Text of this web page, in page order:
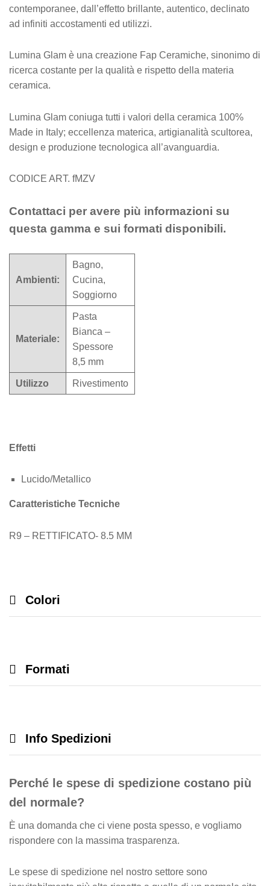
contemporanee, dall’effetto brillante, autentico, declinato
ad infiniti accostamenti ed utilizzi.
Lumina Glam è una creazione Fap Ceramiche, sinonimo di
ricerca costante per la qualità e rispetto della materia
ceramica.
Lumina Glam coniuga tutti i valori della ceramica 100%
Made in Italy; eccellenza materica, artigianalità scultorea,
design e produzione tecnologica all’avanguardia.
CODICE ART. fMZV
Contattaci per avere più informazioni su
questa gamma e sui formati disponibili.
Ambienti:
Bagno,
Cucina,
Soggiorno
Materiale:
Pasta
Bianca –
Spessore
8,5 mm
Utilizzo Rivestimento
Effetti
Lucido/Metallico
Caratteristiche Tecniche
R9 – RETTIFICATO- 8.5 MM
Colori
Formati
Info Spedizioni
Perché le spese di spedizione costano più
del normale?
È una domanda che ci viene posta spesso, e vogliamo
rispondere con la massima trasparenza.
Le spese di spedizione nel nostro settore sono